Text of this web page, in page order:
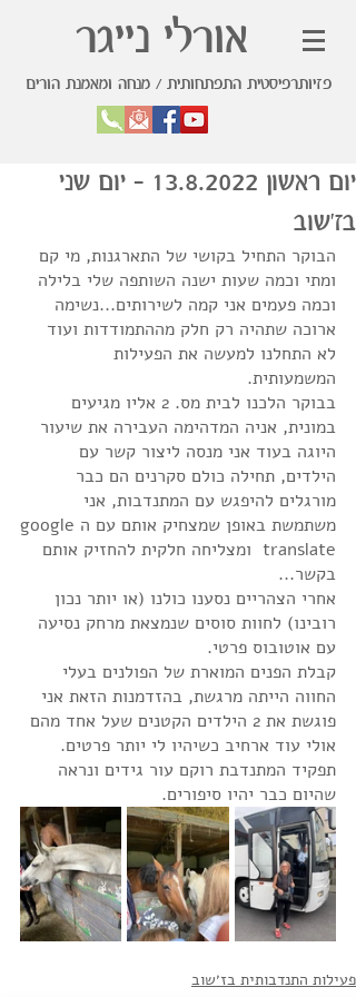
אורלי נייגר
פזיותרפיסטית התפתחותית / מנחה ומאמנת הורים
יום ראשון 13.8.2022 - יום שני
בז'שוב
הבוקר התחיל בקושי של התארגנות, מי קם
ומתי וכמה שעות ישנה השותפה שלי בלילה
וכמה פעמים אני קמה לשירותים...נשימה
ארוכה שתהיה רק חלק מההתמודדות ועוד
לא התחלנו למעשה את הפעילות
המשמעותית.
בבוקר הלכנו לבית מס. 2 אליו מגיעים
במונית, אניה המדהימה העבירה את שיעור
היוגה בעוד אני מנסה ליצור קשר עם
הילדים, תחילה כולם סקרנים הם כבר
מורגלים להיפגש עם המתנדבות, אני
משתמשת באופן שמצחיק אותם עם הgoogle
translate  ומצליחה חלקית להחזיק אותם
בקשר...
אחרי הצהריים נסענו כולנו (או יותר נכון
רובינו) לחוות סוסים שנמצאת מרחק נסיעה
עם אוטובוס פרטי.
קבלת הפנים המוארת של הפולנים בעלי
החווה הייתה מרגשת, בהזדמנות הזאת אני
פוגשת את 2 הילדים הקטנים שעל אחד מהם
אולי עוד ארחיב כשיהיו לי יותר פרטים.
תפקיד המתנדבת רוקם עור גידים ונראה
שהיום כבר יהיו סיפורים.
פעילות התנדבותית בז׳שוב